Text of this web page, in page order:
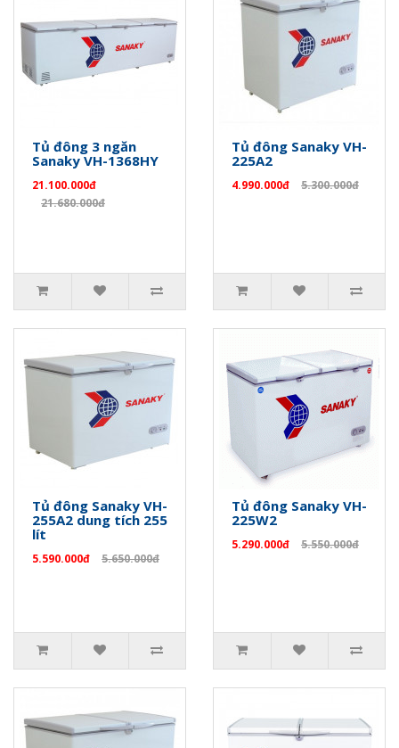
Tủ đông 3 ngăn
Sanaky VH-1368HY
21.100.000đ
21.680.000đ
Tủ đông Sanaky VH-
225A2
4.990.000đ 5.300.000đ
Tủ đông Sanaky VH-
255A2 dung tích 255
lít
5.590.000đ 5.650.000đ
Tủ đông Sanaky VH-
225W2
5.290.000đ 5.550.000đ